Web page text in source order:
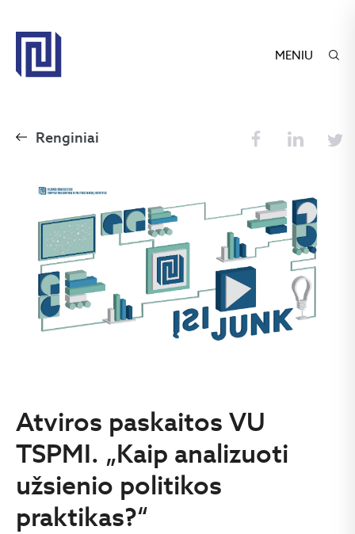
MENIU
Renginiai
Atviros paskaitos VU
TSPMI. „Kaip analizuoti
užsienio politikos
praktikas?“